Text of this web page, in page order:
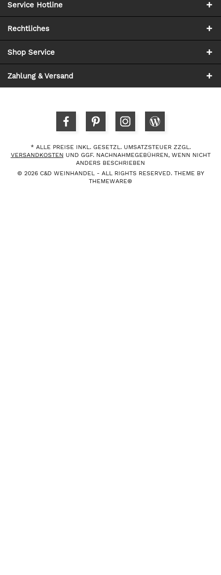
Service Hotline
Rechtliches
Shop Service
Zahlung & Versand
* ALLE PREISE INKL. GESETZL. UMSATZSTEUER ZZGL.
VERSANDKOSTEN UND GGF. NACHNAHMEGEBÜHREN, WENN NICHT
ANDERS BESCHRIEBEN
© 2026 C&D WEINHANDEL - ALL RIGHTS RESERVED. THEME BY
THEMEWARE®